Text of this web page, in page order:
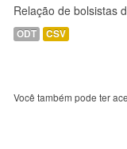
Relação de bolsistas
ODT CSV
Você também pode ter